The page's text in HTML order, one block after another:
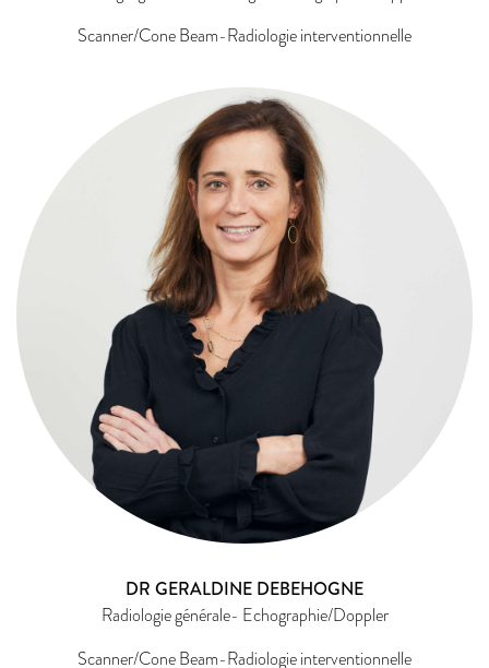
Scanner/Cone Beam-Radiologie interventionnelle
DR GERALDINE DEBEHOGNE
Radiologie générale- Echographie/Doppler
Scanner/Cone Beam-Radiologie interventionnelle